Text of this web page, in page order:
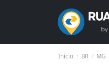
Início BR MG